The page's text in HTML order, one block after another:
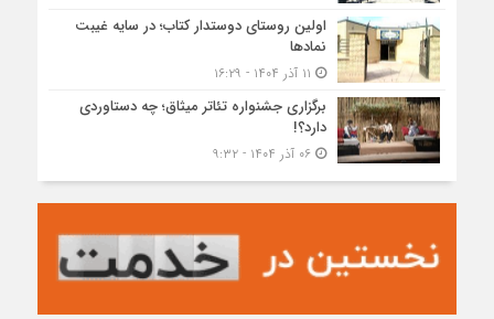
اولین روستای دوستدار کتاب؛ در سایه غیبت
نمادها
برگزاری جشنواره تئاتر میثاق؛ چه دستاوردی
دارد؟!
۰۶ آذر ۱۴۰۴ - ۹:۳۲